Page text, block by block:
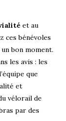
et au
ces bénévoles
bon moment.
les avis : les
que
et
vélorail de
par des